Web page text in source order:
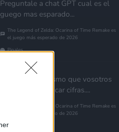
Preguntale a chat GPT cual es el
guego mas esparado...
The Legend of Zelda: Ocarina of Time Remake es
el juego más esperado de 2026
Pinales
Yo pienso lo mismo que vosotros
de GTA. Cuantificar cifras....
The Legend of Zelda: Ocarina of Time Remake es
el juego más esperado de 2026
Gutur 89